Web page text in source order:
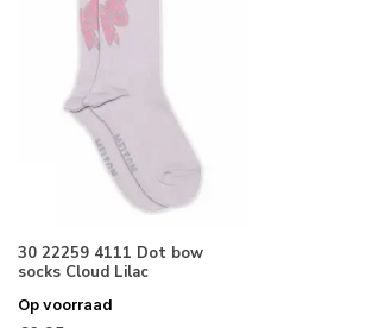
30 22259 4111 Dot bow
socks Cloud Lilac
Op voorraad